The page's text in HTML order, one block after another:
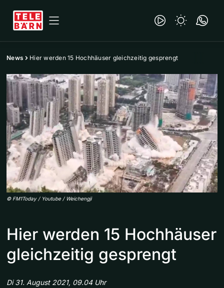
News Hier werden 15 Hochhäuser gleichzeitig gesprengt
© FM1Today / Youtube / Weichengji
Hier werden 15 Hochhäuser
gleichzeitig gesprengt
Di 31. August 2021, 09.04 Uhr